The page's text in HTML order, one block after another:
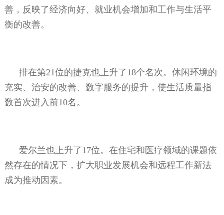
善，反映了经济向好、就业机会增加和工作与生活平
衡的改善。
排在第21位的捷克也上升了 18个名次。休闲环境的
充实、治安的改善、数字服务的提升，使生活质量指
数首次进入前10名。
爱尔兰也上升了 17位。在住宅和医疗领域的课题依
然存在的情况下，扩大职业发展机会和远程工作新法
成为推动因素。